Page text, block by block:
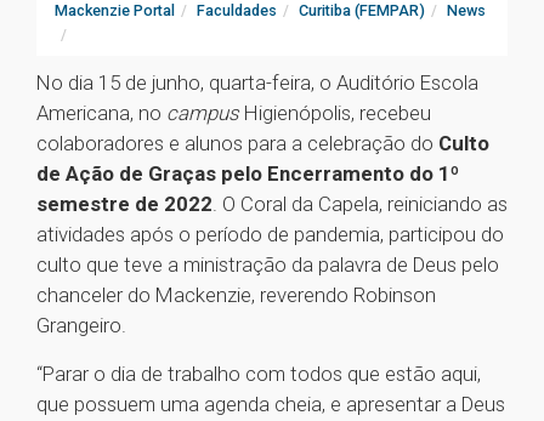
Mackenzie Portal Faculdades Curitiba (FEMPAR) News
No dia 15 de junho, quarta-feira, o Auditório Escola
Americana, no campus Higienópolis, recebeu
colaboradores e alunos para a celebração do Culto
de Ação de Graças pelo Encerramento do 1º
semestre de 2022. O Coral da Capela, reiniciando as
atividades após o período de pandemia, participou do
culto que teve a ministração da palavra de Deus pelo
chanceler do Mackenzie, reverendo Robinson
Grangeiro.
“Parar o dia de trabalho com todos que estão aqui,
que possuem uma agenda cheia, e apresentar a Deus